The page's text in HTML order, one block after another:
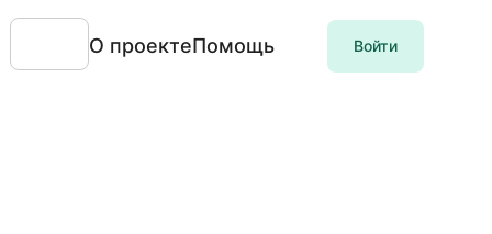
О проектеПомощь Войти